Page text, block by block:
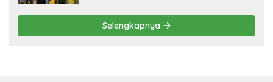
Selengkapnya